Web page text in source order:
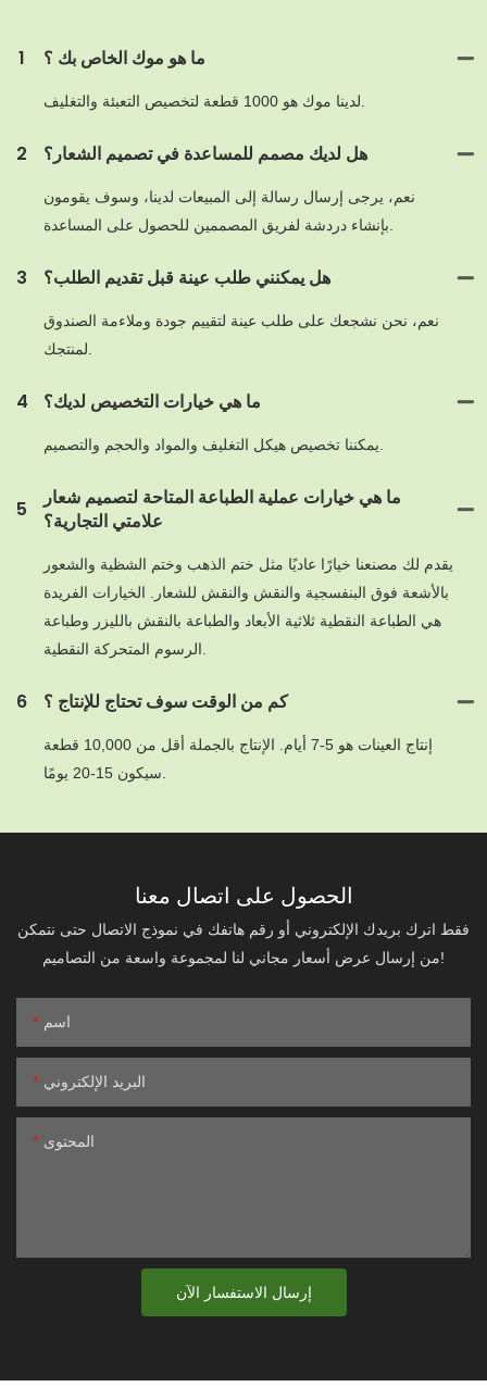
1 ما هو موك الخاص بك ؟
2 هل لديك مصمم للمساعدة في تصميم الشعار؟
نعم، يرجى إرسال رسالة إلى المبيعات لدينا، وسوف يقومون
3 هل يمكنني طلب عينة قبل تقديم الطلب؟
نعم، نحن نشجعك على طلب عينة لتقييم جودة وملاءمة الصندوق
4 ما هي خيارات التخصيص لديك؟
5
ما هي خيارات عملية الطباعة المتاحة لتصميم شعار
علامتي التجارية؟
يقدم لك مصنعنا خيارًا عاديًا مثل ختم الذهب وختم الشظية والشعور
بالأشعة فوق البنفسجية والنقش والنقش للشعار. الخيارات الفريدة
هي الطباعة النقطية ثلاثية الأبعاد والطباعة بالنقش بالليزر وطباعة
6 كم من الوقت سوف تحتاج للإنتاج ؟
إنتاج العينات هو 5-7 أيام. الإنتاج بالجملة أقل من 10,000 قطعة
الحصول على اتصال معنا
فقط اترك بريدك الإلكتروني أو رقم هاتفك في نموذج الاتصال حتى نتمكن
من إرسال عرض أسعار مجاني لنا لمجموعة واسعة من التصاميم!
اسم
البريد الإلكتروني
المحتوى
إرسال الاستفسار الآن